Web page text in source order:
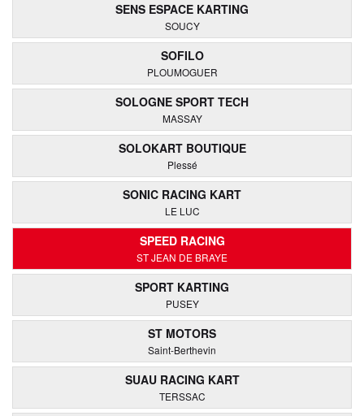
SENS ESPACE KARTING
SOUCY
SOFILO
PLOUMOGUER
SOLOGNE SPORT TECH
MASSAY
SOLOKART BOUTIQUE
Plessé
SONIC RACING KART
LE LUC
SPEED RACING
ST JEAN DE BRAYE
SPORT KARTING
PUSEY
ST MOTORS
Saint-Berthevin
SUAU RACING KART
TERSSAC